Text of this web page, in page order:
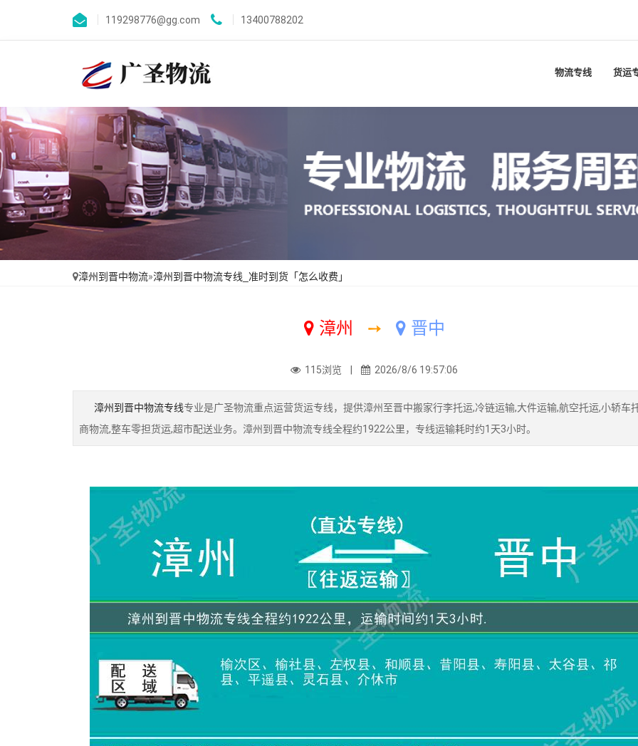
119298776@gg.com 13400788202
物流专线 货运
漳州到晋中物流»漳州到晋中物流专线_准时到货「怎么收费」
漳州 ➙ 晋中
115浏览 | 2026/8/6 19:57:06
漳州到晋中物流专线专业是广圣物流重点运营货运专线，提供漳州至晋中搬家行李托运,冷链运输,大件运输,航空托运,小轿车
商物流,整车零担货运,超市配送业务。漳州到晋中物流专线全程约1922公里，专线运输耗时约1天3小时。